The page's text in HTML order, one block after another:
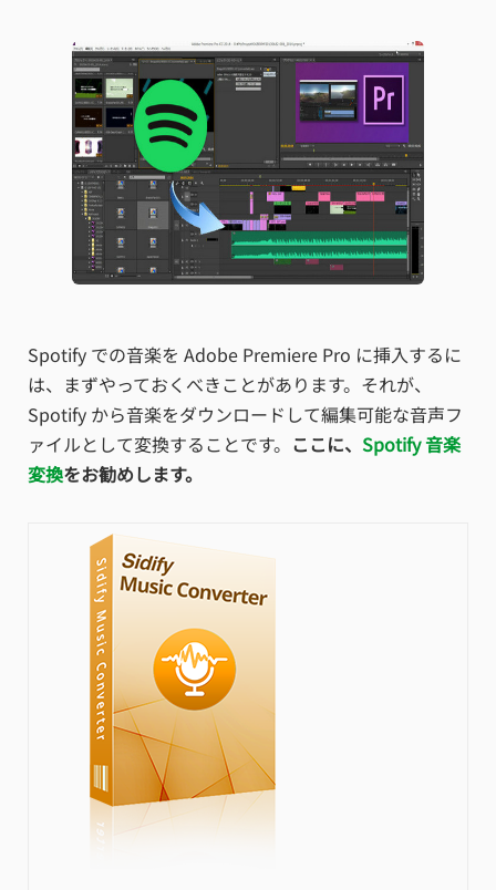
Spotify での音楽を Adobe Premiere Pro に挿入するに
は、まずやっておくべきことがあります。それが、
Spotify から音楽をダウンロードして編集可能な音声フ
ァイルとして変換することです。 ここに、 Spotify 音楽
変換をお勧めします。